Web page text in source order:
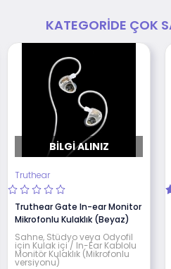
KATEGORIDE ÇOK
BILGI ALINIZ
Truthear
Truthear Gate In-ear Monitor
Mikrofonlu Kulaklık (Beyaz)
Sahne, Stüdyo veya Odyofil
için Kulak içi / In-Ear Kablolu
Monitör Kulaklık (Mikrofonlu
versiyonu)